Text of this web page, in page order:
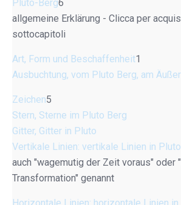
Pluto-Berg6
allgemeine Erklärung - Clicca per
sottocapitoli
Art, Form und Beschaffenheit1
Ausbuchtung, vom Pluto Berg, am
Zeichen5
Stern, Sterne im Pluto Berg
Gitter, Gitter in Pluto
Vertikale Linien: vertikale Linien in Pluto
auch "wagemutig der Zeit voraus" oder
Transformation" genannt